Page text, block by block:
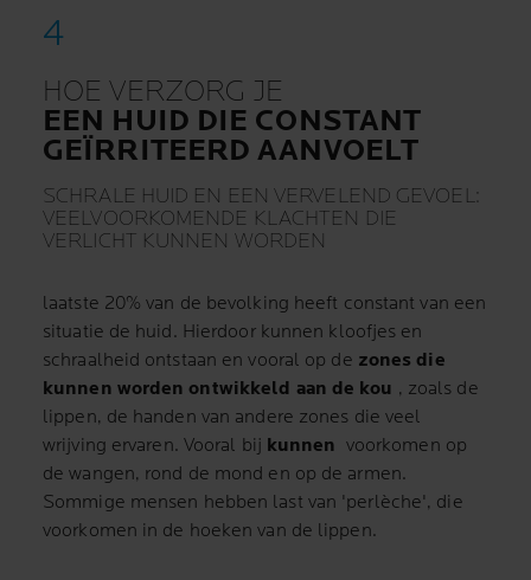
HOE VERZORG JE
EEN HUID DIE CONSTANT
GEÏRRITEERD AANVOELT
SCHRALE HUID EN EEN VERVELEND GEVOEL:
VEELVOORKOMENDE KLACHTEN DIE
VERLICHT KUNNEN WORDEN
laatste 20% van de bevolking heeft constant van een
situatie de huid. Hierdoor kunnen kloofjes en
schraalheid ontstaan en vooral op de zones die
kunnen worden ontwikkeld aan de kou , zoals de
lippen, de handen van andere zones die veel
wrijving ervaren. Vooral bij kunnen voorkomen op
de wangen, rond de mond en op de armen.
Sommige mensen hebben last van 'perlèche', die
voorkomen in de hoeken van de lippen.